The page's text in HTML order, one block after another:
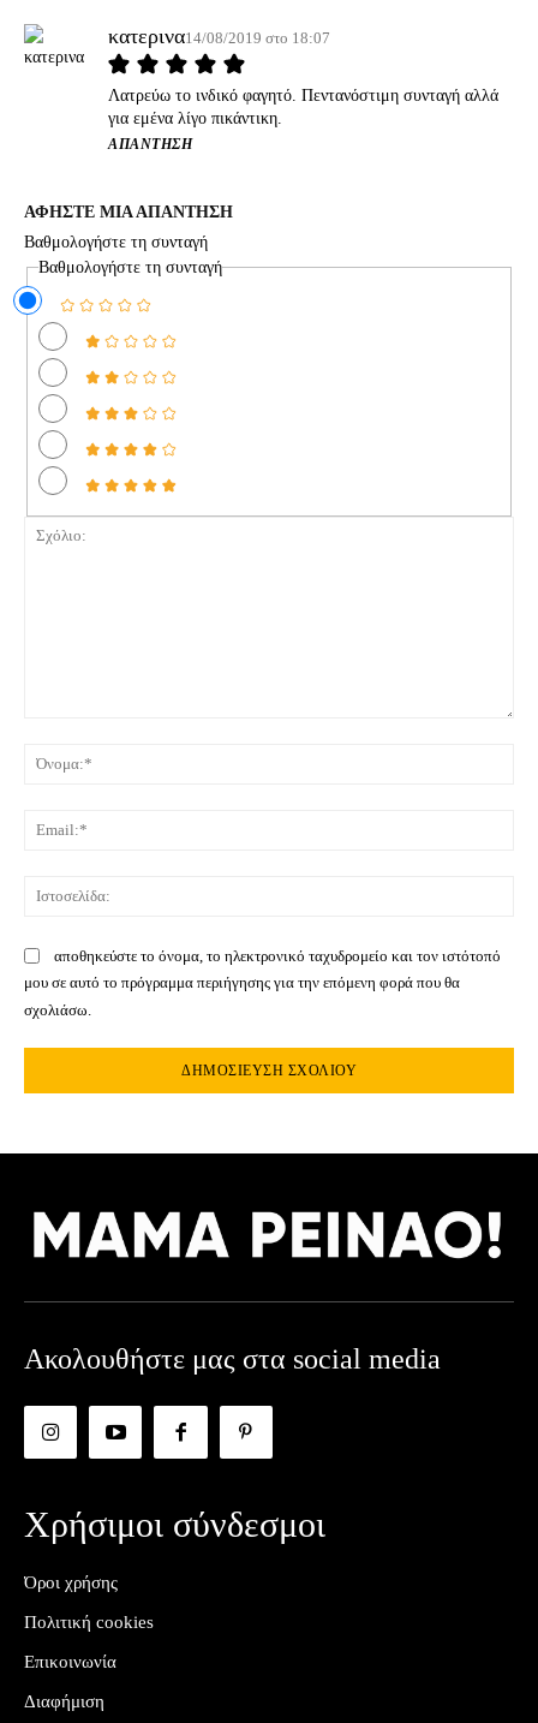
κατερινα14/08/2019 στο 18:07
Λατρεύω το ινδικό φαγητό. Πεντανόστιμη συνταγή αλλά
για εμένα λίγο πικάντικη.
ΑΠΆΝΤΗΣΗ
ΑΦΗΣΤΕ ΜΙΑ ΑΠΑΝΤΗΣΗ
Βαθμολογήστε τη συνταγή
Βαθμολογήστε τη συνταγή
αποθηκεύστε το όνομα, το ηλεκτρονικό ταχυδρομείο και τον ιστότοπό
μου σε αυτό το πρόγραμμα περιήγησης για την επόμενη φορά που θα
σχολιάσω.
Ακολουθήστε μας στα social media
Χρήσιμοι σύνδεσμοι
Όροι χρήσης
Πολιτική cookies
Επικοινωνία
Διαφήμιση